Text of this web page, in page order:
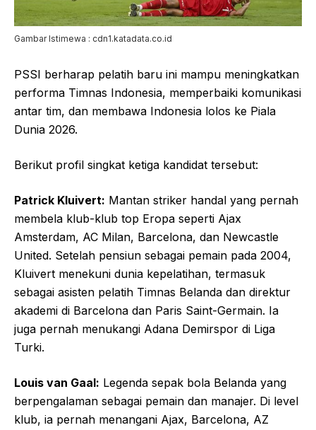
Gambar Istimewa : cdn1.katadata.co.id
PSSI berharap pelatih baru ini mampu meningkatkan
performa Timnas Indonesia, memperbaiki komunikasi
antar tim, dan membawa Indonesia lolos ke Piala
Dunia 2026.
Berikut profil singkat ketiga kandidat tersebut:
Patrick Kluivert: Mantan striker handal yang pernah
membela klub-klub top Eropa seperti Ajax
Amsterdam, AC Milan, Barcelona, dan Newcastle
United. Setelah pensiun sebagai pemain pada 2004,
Kluivert menekuni dunia kepelatihan, termasuk
sebagai asisten pelatih Timnas Belanda dan direktur
akademi di Barcelona dan Paris Saint-Germain. Ia
juga pernah menukangi Adana Demirspor di Liga
Turki.
Louis van Gaal: Legenda sepak bola Belanda yang
berpengalaman sebagai pemain dan manajer. Di level
klub, ia pernah menangani Ajax, Barcelona, AZ